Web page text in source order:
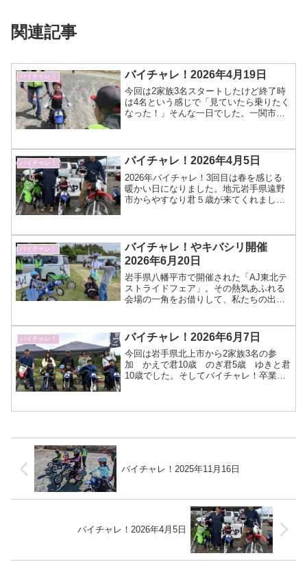
関連記事
バイチャレ！ バイチャレ！2026年4月19日
今回は2家族3名スタートしたけど終了時
は4名という感じで「見ていたら乗りたく
なった！」そんな一日でした。一関市か
で本当にたのしいバイチャレ！でした。
アルバムはこちら...
バイチャレ！ バイチャレ！2026年4月5日
2026年バイチャレ！3回目は春を感じる
暖かい日になりました。地元岩手県遠野
市からやすなり君５歳が来てくれまし
所だったけど目一杯走ってくれました。
アルバムはこちら（Go...
バイチャレ！
バイチャレ！やキバシリ開催
2026年6月20日
岩手県八幡平市で開催された「AJ東北テ
ストライドフェア」。その熱気あふれる
会場の一角をお借りして、私たちの出張
場での体験受付を実施。より多くの方に
気軽に立ち寄っていただ...
バイチャレ！ バイチャレ！2026年6月7日
今回は岩手県北上市から2家族3名の参
加 かえで君10歳 のぎ君5歳 ゆきと君
10歳でした。そしてバイチャレ！卒業
バイク体験してもらいました。アルバム
バイチャレ！2025年11月16日
バイチャレ！2026年4月5日